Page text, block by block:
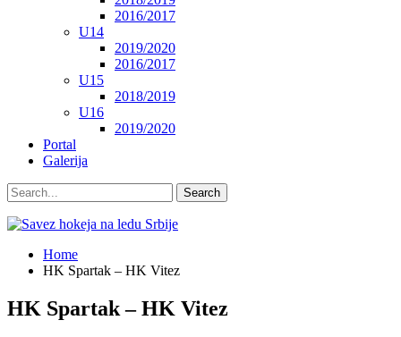
2016/2017
U14
2019/2020
2016/2017
U15
2018/2019
U16
2019/2020
Portal
Galerija
Home
HK Spartak – HK Vitez
HK Spartak – HK Vitez